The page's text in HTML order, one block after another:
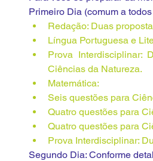
Primeiro Dia (comum a
Redação: Duas
Língua Portuguesa e
Prova Interdisciplinar:
Ciências da Natureza.
Matemática:
Seis questões para
Quatro questões para
Quatro questões para
Prova Interdisciplinar:
Segundo Dia: Conforme